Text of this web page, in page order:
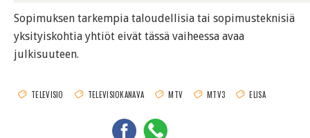
Sopimuksen tarkempia taloudellisia tai sopimusteknisiä
yksityiskohtia yhtiöt eivät tässä vaiheessa avaa
julkisuuteen.
TELEVISIO TELEVISIOKANAVA MTV MTV3 ELISA